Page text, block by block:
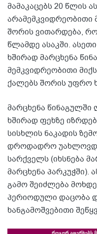
მამაკაცებს 20 წლის
არამემკვიდრეობითი
შორის ვითარდება,
წლამდე ასაკში.
ხშირად მარცხენა
მემკვიდრეობითი
ქალებს შორის უფრო
მარცხენა
ხშირად ფეხზე
სისხლის ნაკადის
დროდადრო
სარქველს (იხსნება
მარცხენა პარკუჭში).
გამო შეიძლება
პერიოდული დაცობა
ხანგამოშვებითი